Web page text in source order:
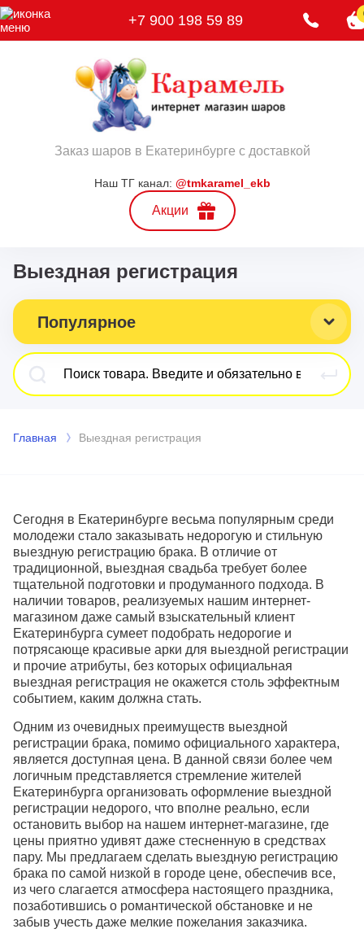
+7 900 198 59 89
Заказ шаров в Екатеринбурге с доставкой
Наш ТГ канал: @tmkaramel_ekb
Акции
Выездная регистрация
Популярное
Главная Выездная регистрация
Сегодня в Екатеринбурге весьма популярным среди
молодежи стало заказывать недорогую и стильную
выездную регистрацию брака. В отличие от
традиционной, выездная свадьба требует более
тщательной подготовки и продуманного подхода. В
наличии товаров, реализуемых нашим интернет-
магазином даже самый взыскательный клиент
Екатеринбурга сумеет подобрать недорогие и
потрясающе красивые арки для выездной регистрации
и прочие атрибуты, без которых официальная
выездная регистрация не окажется столь эффектным
событием, каким должна стать.
Одним из очевидных преимуществ выездной
регистрации брака, помимо официального характера,
является доступная цена. В данной связи более чем
логичным представляется стремление жителей
Екатеринбурга организовать оформление выездной
регистрации недорого, что вполне реально, если
остановить выбор на нашем интернет-магазине, где
цены приятно удивят даже стесненную в средствах
пару. Мы предлагаем сделать выездную регистрацию
брака по самой низкой в городе цене, обеспечив все,
из чего слагается атмосфера настоящего праздника,
позаботившись о романтической обстановке и не
забыв учесть даже мелкие пожелания заказчика.